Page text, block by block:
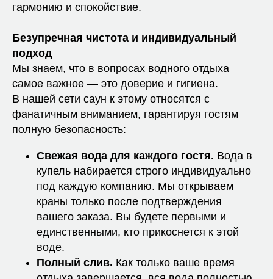
гармонию и спокойствие.
Безупречная чистота и индивидуальный
подход
Мы знаем, что в вопросах водного отдыха
самое важное — это доверие и гигиена.
В нашей сети саун к этому относятся с
фанатичным вниманием, гарантируя гостям
полную безопасность:
Свежая вода для каждого гостя. Вода в
купель набирается строго индивидуально
под каждую компанию. Мы открываем
краны только после подтверждения
вашего заказа. Вы будете первыми и
единственными, кто прикоснется к этой
воде.
Полный слив. Как только ваше время